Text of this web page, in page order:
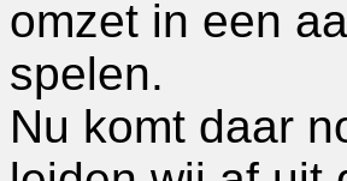
omzet in een
spelen.
Nu komt daar